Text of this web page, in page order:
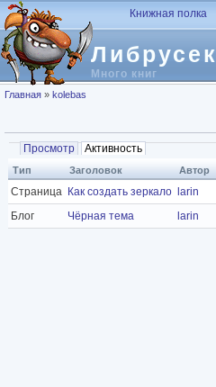
Перейти к основному содержанию
Либрусек
Много книг
Книжная полка
Вы здесь
Главная » kolebas
Главные вкладки
Просмотр Активность
Тип Заголовок Автор
Страница Как создать зеркало larin
Блог
Чёрная тема larin